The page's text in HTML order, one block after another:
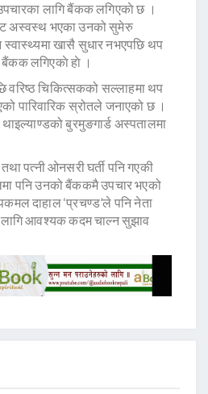
लागि बैंकक लगिएकाे छ ।
अस्वस्थ भएका उनको सुमेरु
स्वास्थ्यमा खासै सुधार नभएपछि थप
लगिएकाे हाे ।
वरिष्ठ चिकित्सकको सल्लाहमा थप
पारिवारिक स्रोतले जनाएको छ ।
बुरमुङगार्ड अस्पतालमा
पत्नी ओनसरी घर्ती पनि गएकी
पनि उनको बैंककमै उपचार भएको
दाहाल ‘प्रचण्ड’ले पनि नेता
आवश्यक कदम चाल्न सुझाव